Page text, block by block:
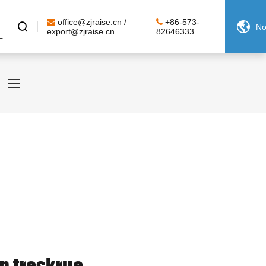

office@zjraise.cn /
export@zjraise.cn
+86-573-
82646333
